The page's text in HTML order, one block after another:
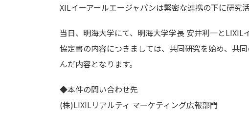
XILイーアールエージャパンは緊密な連携の下に研究
当日、明海大学にて、明海大学学長 安井利一とLIXIL
協定書の内容につきましては、共同研究を始め、共
んだ内容となります。
◆本件の問い合わせ先
(株)LIXILリアルティ マーケティング広報部門